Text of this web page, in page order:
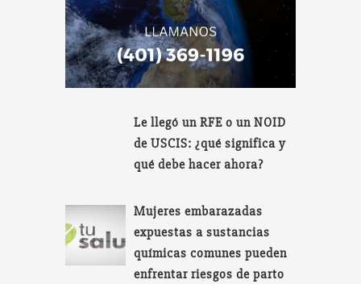
Le llegó un RFE o un NOID
de USCIS: ¿qué significa y
qué debe hacer ahora?
Mujeres embarazadas
expuestas a sustancias
químicas comunes pueden
enfrentar riesgos de parto